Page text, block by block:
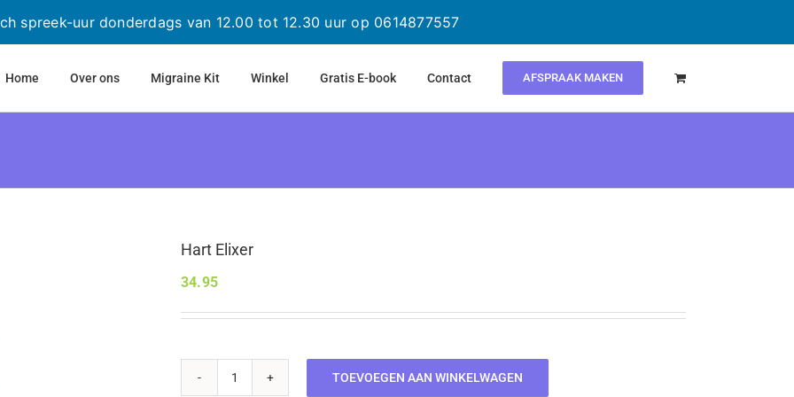
spreek-uur donderdags van 12.00 tot 12.30 uur op 0614877557
Home Over ons Migraine Kit Winkel Gratis E-book Contact AFSPRAAK MAKEN
Hart Elixer
34.95
TOEVOEGEN AAN WINKELWAGEN